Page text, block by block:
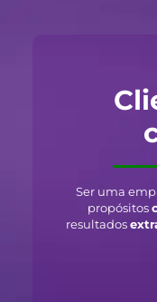
Ser uma
propósitos
resultados